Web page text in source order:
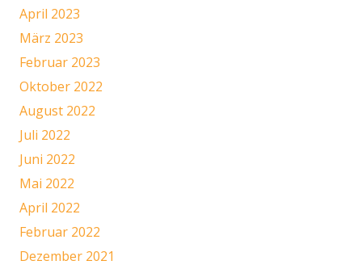
April 2023
März 2023
Februar 2023
Oktober 2022
August 2022
Juli 2022
Juni 2022
Mai 2022
April 2022
Februar 2022
Dezember 2021